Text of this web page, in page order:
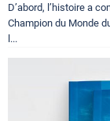
D’abord, l’histoire a
Champion du Monde
l...